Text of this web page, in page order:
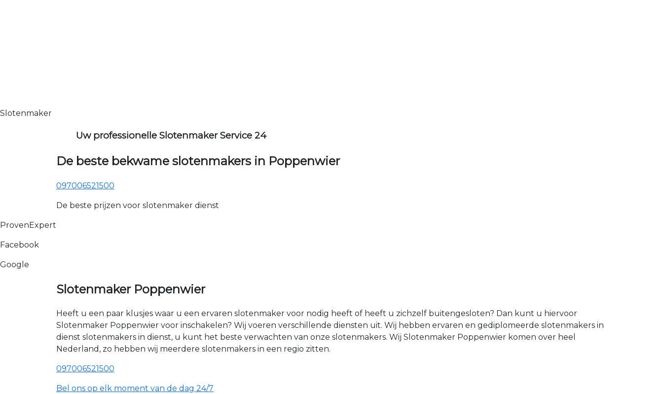
Slotenmaker
Uw professionelle Slotenmaker Service 24
De beste bekwame slotenmakers in Poppenwier
097006521500
De beste prijzen voor slotenmaker dienst
ProvenExpert
Facebook
Google
Slotenmaker Poppenwier
Heeft u een paar klusjes waar u een ervaren slotenmaker voor nodig heeft of heeft u zichzelf buitengesloten? Dan kunt u hiervoor
Slotenmaker Poppenwier voor inschakelen? Wij voeren verschillende diensten uit. Wij hebben ervaren en gediplomeerde slotenmakers in
dienst slotenmakers in dienst, u kunt het beste verwachten van onze slotenmakers. Wij Slotenmaker Poppenwier komen over heel
Nederland, zo hebben wij meerdere slotenmakers in een regio zitten.
097006521500
Bel ons op elk moment van de dag 24/7